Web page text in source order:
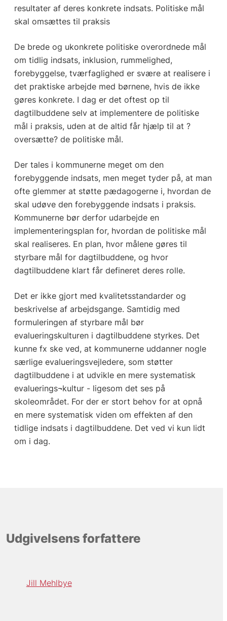
resultater af deres konkrete indsats. Politiske mål
skal omsættes til praksis
De brede og ukonkrete politiske overordnede mål
om tidlig indsats, inklusion, rummelighed,
forebyggelse, tværfaglighed er svære at realisere i
det praktiske arbejde med børnene, hvis de ikke
gøres konkrete. I dag er det oftest op til
dagtilbuddene selv at implementere de politiske
mål i praksis, uden at de altid får hjælp til at ?
oversætte? de politiske mål.
Der tales i kommunerne meget om den
forebyggende indsats, men meget tyder på, at man
ofte glemmer at støtte pædagogerne i, hvordan de
skal udøve den forebyggende indsats i praksis.
Kommunerne bør derfor udarbejde en
implementeringsplan for, hvordan de politiske mål
skal realiseres. En plan, hvor målene gøres til
styrbare mål for dagtilbuddene, og hvor
dagtilbuddene klart får defineret deres rolle.
Det er ikke gjort med kvalitetsstandarder og
beskrivelse af arbejdsgange. Samtidig med
formuleringen af styrbare mål bør
evalueringskulturen i dagtilbuddene styrkes. Det
kunne fx ske ved, at kommunerne uddanner nogle
særlige evalueringsvejledere, som støtter
dagtilbuddene i at udvikle en mere systematisk
evaluerings¬kultur - ligesom det ses på
skoleområdet. For der er stort behov for at opnå
en mere systematisk viden om effekten af den
tidlige indsats i dagtilbuddene. Det ved vi kun lidt
om i dag.
Udgivelsens forfattere
Jill Mehlbye